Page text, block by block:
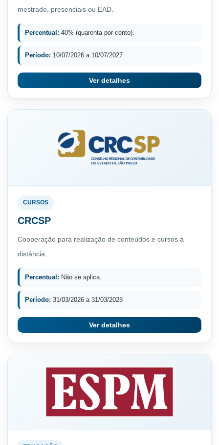
mestrado, presenciais ou EAD.
Percentual: 40% (quarenta por cento).
Período: 10/07/2026 a 10/07/2027
Ver detalhes
CURSOS
CRCSP
Cooperação para realização de conteúdos e cursos à
distância.
Percentual: Não se aplica.
Período: 31/03/2026 a 31/03/2028
Ver detalhes